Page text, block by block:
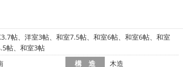
帖、洋室3帖、和室7.5帖、和室6帖、和室6帖、和室
帖、和室3帖
構 造
木造